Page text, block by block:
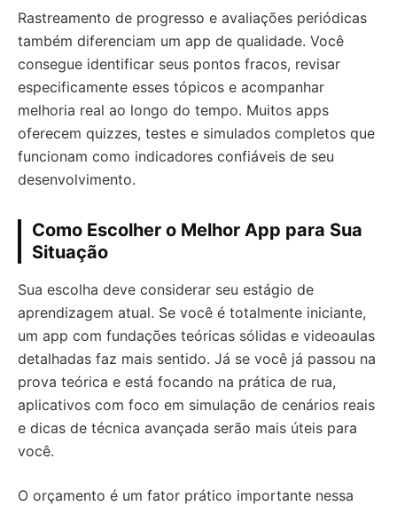
Rastreamento de progresso e avaliações periódicas
também diferenciam um app de qualidade. Você
consegue identificar seus pontos fracos, revisar
especificamente esses tópicos e acompanhar
melhoria real ao longo do tempo. Muitos apps
oferecem quizzes, testes e simulados completos que
funcionam como indicadores confiáveis de seu
desenvolvimento.
Como Escolher o Melhor App para Sua
Situação
Sua escolha deve considerar seu estágio de
aprendizagem atual. Se você é totalmente iniciante,
um app com fundações teóricas sólidas e videoaulas
detalhadas faz mais sentido. Já se você já passou na
prova teórica e está focando na prática de rua,
aplicativos com foco em simulação de cenários reais
e dicas de técnica avançada serão mais úteis para
você.
O orçamento é um fator prático importante nessa